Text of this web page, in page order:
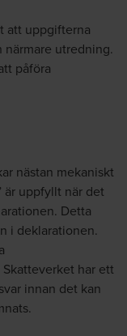
att uppgifterna
närmare utredning.
påföra
nästan mekaniskt
är uppfyllt när det
Detta
i deklarationen.
har ett
innan det kan